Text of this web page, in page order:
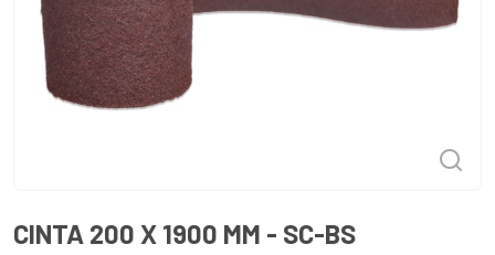
CINTA 200 X 1900 MM - SC-BS